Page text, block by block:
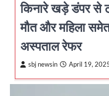
किनारे खड़े डंपर से
मौत और महिला
अस्पताल रेफर
sbj newsin April 19,